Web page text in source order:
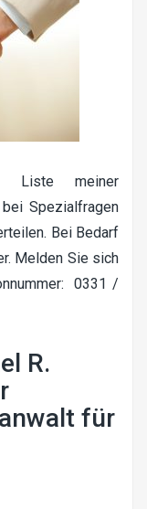
Liste meiner
Spezialfragen
Bei Bedarf
Melden Sie sich
0331 /
R.
für